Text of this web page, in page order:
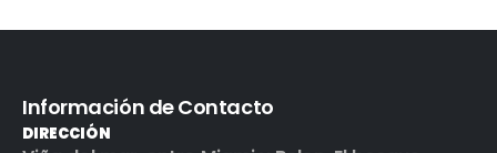
Información de Contacto
DIRECCIÓN